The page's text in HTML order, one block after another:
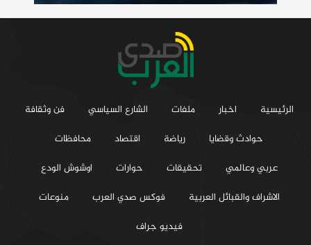
الرئيسية اخبار ملفات الشارع السياسي
فن وثقافة
حوادث وقضايا
رياضة اقتصاد
محافظات
عربي وعالمي
تحقيقات حوارات
اوشوش الودع
الاشراف والقبائل العربية
فوكس صدي العرب
منوعات
فيديو جراف